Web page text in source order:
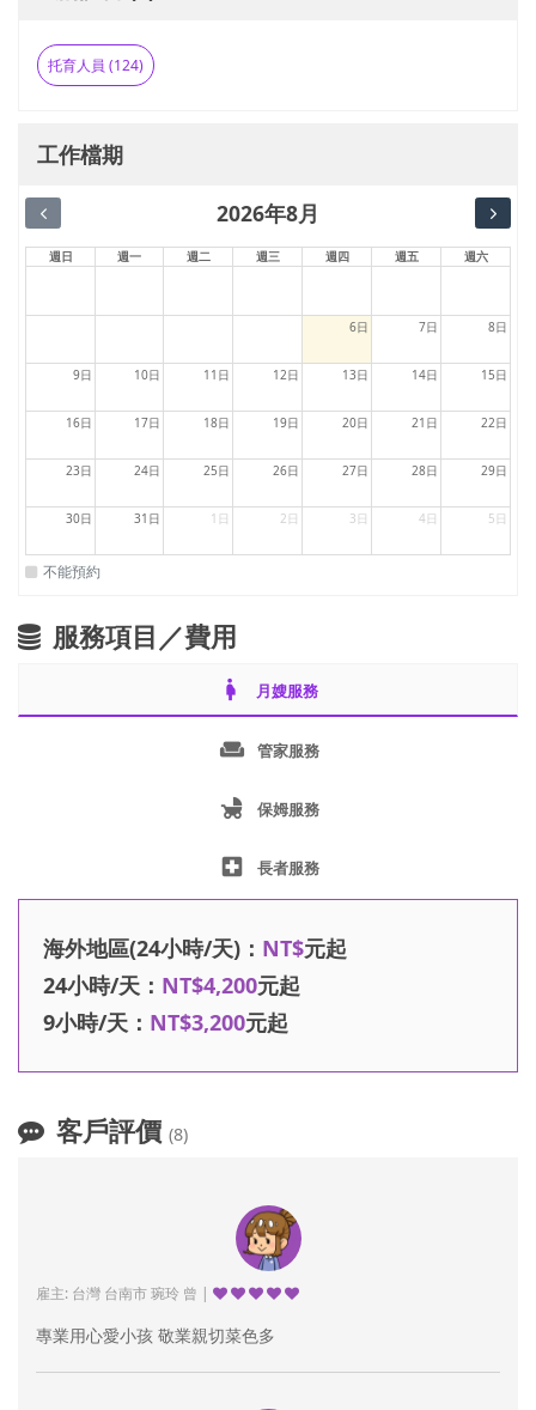
托育人員 (124)
工作檔期
2026年8月
週日 週一 週二 週三 週四 週五 週六
6日 7日 8日
9日 10日 11日 12日 13日 14日 15日
16日 17日 18日 19日 20日 21日 22日
23日 24日 25日 26日 27日 28日 29日
30日 31日 1日 2日 3日 4日 5日
不能預約
服務項目／費用
pregnant_woman 月嫂服務
weekend 管家服務
child_friendly 保姆服務
local_hospital 長者服務
海外地區(24小時/天)： NT$元起
24小時/天： NT$4,200元起
9小時/天： NT$3,200元起
客戶評價 (8)
雇主: 台灣 台南市 琬玲 曾 |
專業用心愛小孩 敬業親切菜色多